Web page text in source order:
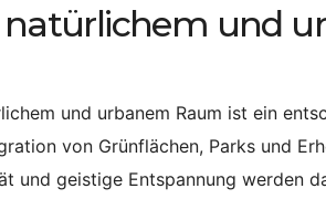
natürlichem und
und urbanem Raum ist ein
von Grünflächen, Parks und
und geistige Entspannung werden